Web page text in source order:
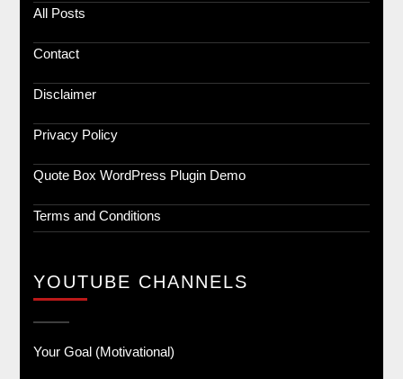
All Posts
Contact
Disclaimer
Privacy Policy
Quote Box WordPress Plugin Demo
Terms and Conditions
YOUTUBE CHANNELS
Your Goal (Motivational)